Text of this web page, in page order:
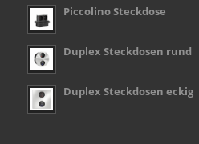
Piccolino Steckdose
Duplex Steckdosen rund
Duplex Steckdosen eckig